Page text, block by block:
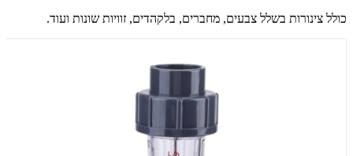
כולל צינורות בשלל צבעים, מחברים, בלקהדים, זוויות שונות ועוד.